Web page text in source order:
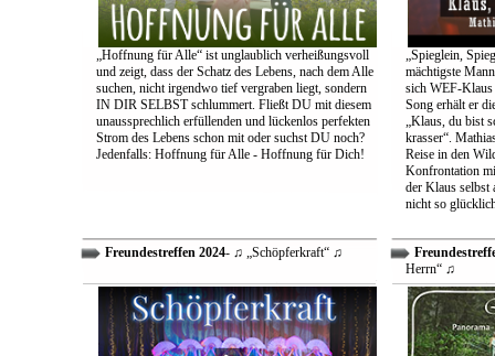
„Hoffnung für Alle“ ist unglaublich verheißungsvoll
und zeigt, dass der Schatz des Lebens, nach dem Alle
suchen, nicht irgendwo tief vergraben liegt, sondern
IN DIR SELBST schlummert. Fließt DU mit diesem
unaussprechlich erfüllenden und lückenlos perfekten
Strom des Lebens schon mit oder suchst DU noch?
Jedenfalls: Hoffnung für Alle - Hoffnung für Dich!
„Spieglein,
mächtigste
sich WEF-Klaus
Song erhält er
„Klaus, du bist
krasser“.
Reise in den
Konfrontation
der Klaus
nicht so
Freundestreffen 2024- ♫ „Schöpferkraft“ ♫
Herrn“ ♫